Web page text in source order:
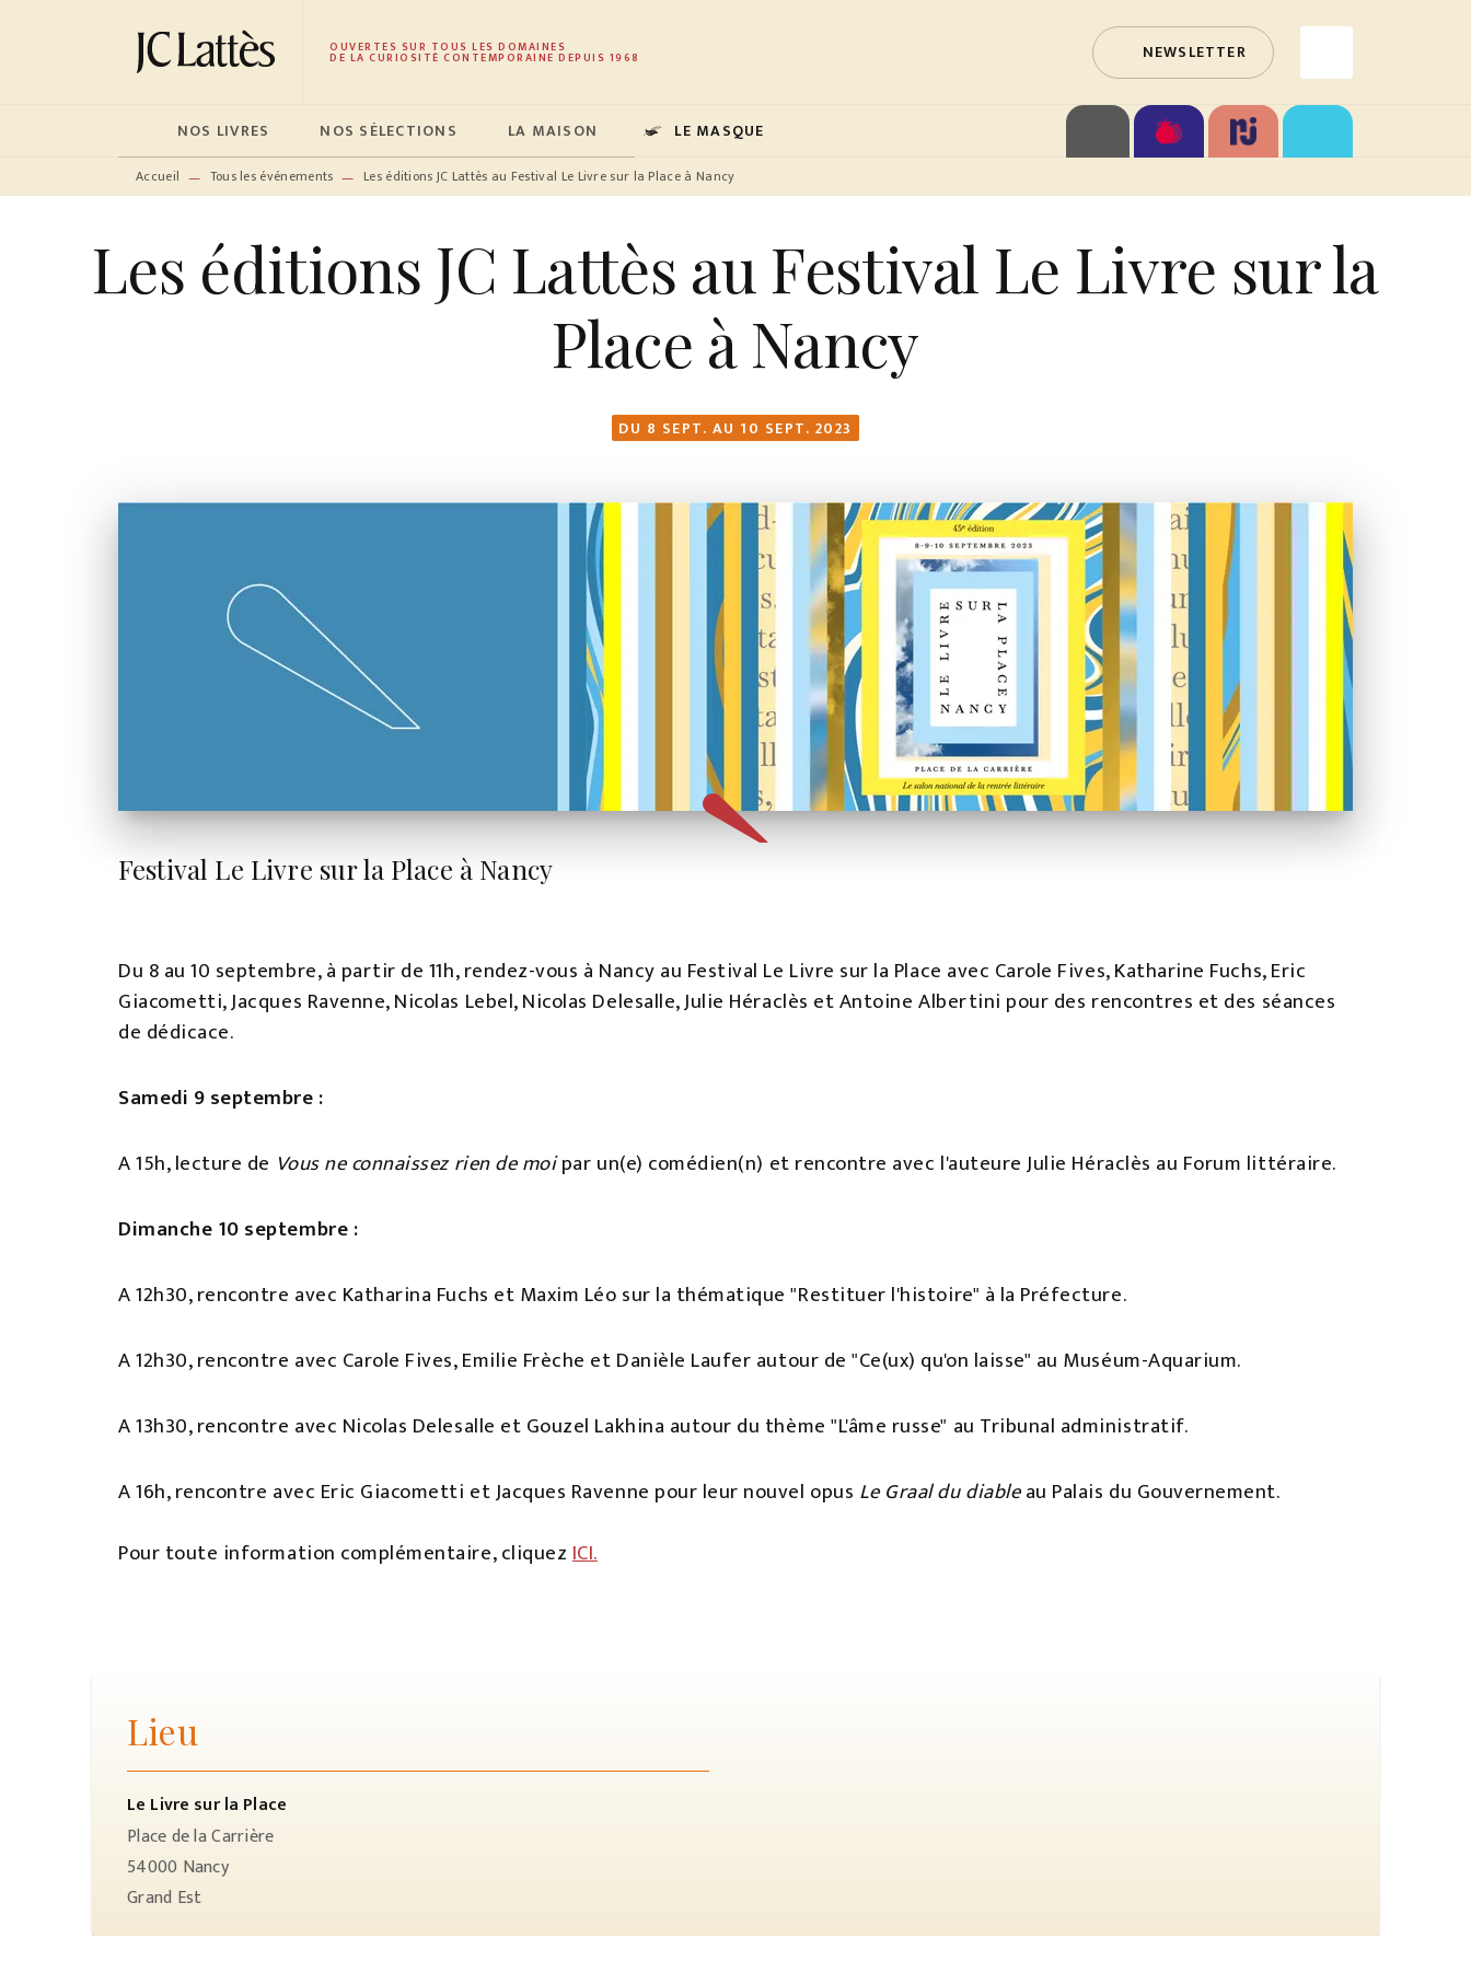
MENU RECHERCHE CONTENU PIED DE PAGE
OUVERTES SUR TOUS LES DOMAINES
DE LA CURIOSITÉ CONTEMPORAINE DEPUIS 1968 NEWSLETTER
NOS LIVRES NOS SÉLECTIONS LA MAISON LE MASQUE
Accueil — Tous les événements — Les éditions JC Lattès au Festival Le Livre sur la Place à Nancy
Les éditions JC Lattès au Festival Le Livre sur la
Place à Nancy
DU 8 SEPT. AU 10 SEPT. 2023
Festival Le Livre sur la Place à Nancy
Du 8 au 10 septembre, à partir de 11h, rendez-vous à Nancy au Festival Le Livre sur la Place avec Carole Fives, Katharine Fuchs, Eric
Giacometti, Jacques Ravenne, Nicolas Lebel, Nicolas Delesalle, Julie Héraclès et Antoine Albertini pour des rencontres et des séances
de dédicace.
Samedi 9 septembre :
A 15h, lecture de Vous ne connaissez rien de moipar un(e) comédien(n) et rencontre avec l'auteure Julie Héraclès au Forum littéraire.
Dimanche 10 septembre :
A 12h30, rencontre avec Katharina Fuchs et Maxim Léo sur la thématique "Restituer l'histoire" à la Préfecture.
A 12h30, rencontre avec Carole Fives, Emilie Frèche et Danièle Laufer autour de "Ce(ux) qu'on laisse" au Muséum-Aquarium.
A 13h30, rencontre avec Nicolas Delesalle et Gouzel Lakhina autour du thème "L'âme russe" au Tribunal administratif.
A 16h, rencontre avec Eric Giacometti et Jacques Ravenne pour leur nouvel opus Le Graal du diableau Palais du Gouvernement.
Pour toute information complémentaire, cliquezICI.
Lieu
Le Livre sur la Place
Place de la Carrière
54000 Nancy
Grand Est